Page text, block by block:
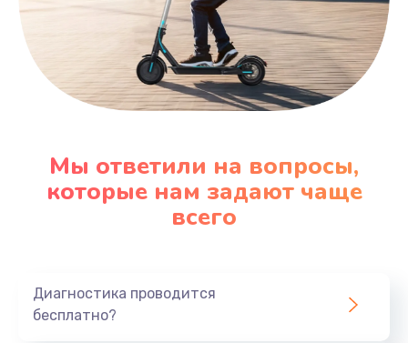
Мы ответили на вопросы,
которые нам задают чаще
всего
Диагностика проводится
бесплатно?